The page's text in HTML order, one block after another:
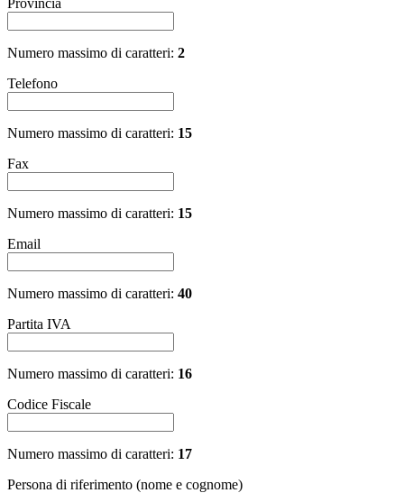
Numero massimo di caratteri: 2
Telefono
Numero massimo di caratteri: 15
Fax
Numero massimo di caratteri: 15
Email
Numero massimo di caratteri: 40
Partita IVA
Numero massimo di caratteri: 16
Codice Fiscale
Numero massimo di caratteri: 17
Persona di riferimento (nome e cognome)